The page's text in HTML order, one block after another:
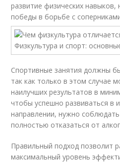
развитие физических
победы в борьбе с
Спортивные занятия должны
так как только в этом случае
наилучших результатов в
чтобы успешно развиваться в
направлении, нужно
полностью отказаться от
Правильный подход позволит
максимальный уровень